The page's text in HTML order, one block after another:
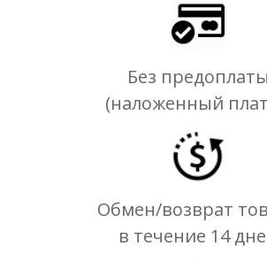
Без предоплаты
(наложенный
Обмен/возврат
в течение 14